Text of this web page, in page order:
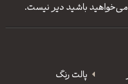
باشید دیر نیست.
پالت رنگ